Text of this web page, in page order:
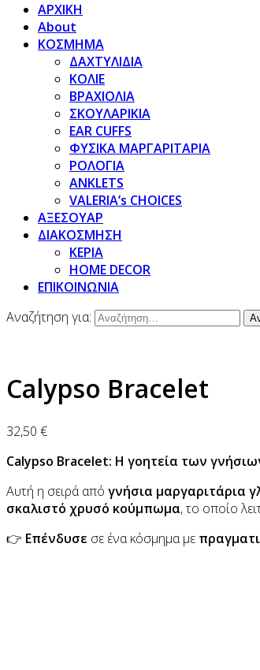
ΑΡΧΙΚΗ
About
ΚΟΣΜΗΜΑ
ΔΑΧΤΥΛΙΔΙΑ
ΚΟΛΙΕ
ΒΡΑΧΙΟΛΙΑ
ΣΚΟΥΛΑΡΙΚΙΑ
EAR CUFFS
ΦΥΣΙΚΑ ΜΑΡΓΑΡΙΤΑΡΙΑ
ΡΟΛΟΓΙΑ
ANKLETS
VALERIA’s CHOICES
ΑΞΕΣΟΥΑΡ
ΔΙΑΚΟΣΜΗΣΗ
ΚΕΡΙΑ
HOME DECOR
ΕΠΙΚΟΙΝΩΝΙΑ
Αναζήτηση για:
Calypso Bracelet
32,50 €
Calypso Bracelet: Η γοητεία των
Αυτή η σειρά από γνήσια μαργαριτάρια
σκαλιστό χρυσό κούμπωμα, το οποίο
👉 Επένδυσε σε ένα κόσμημα με